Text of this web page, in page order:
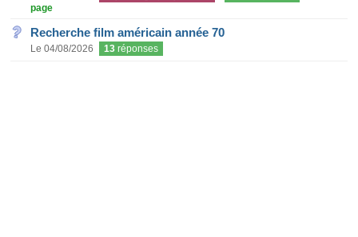
page
Recherche film américain année 70
Le 04/08/2026 13 réponses